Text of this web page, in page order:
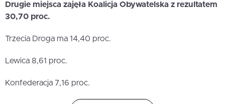
Drugie miejsca zajęła Koalicja Obywatelska z rezultatem
30,70 proc.
Trzecia Droga ma 14,40 proc.
Lewica 8,61 proc.
Konfederacja 7,16 proc.